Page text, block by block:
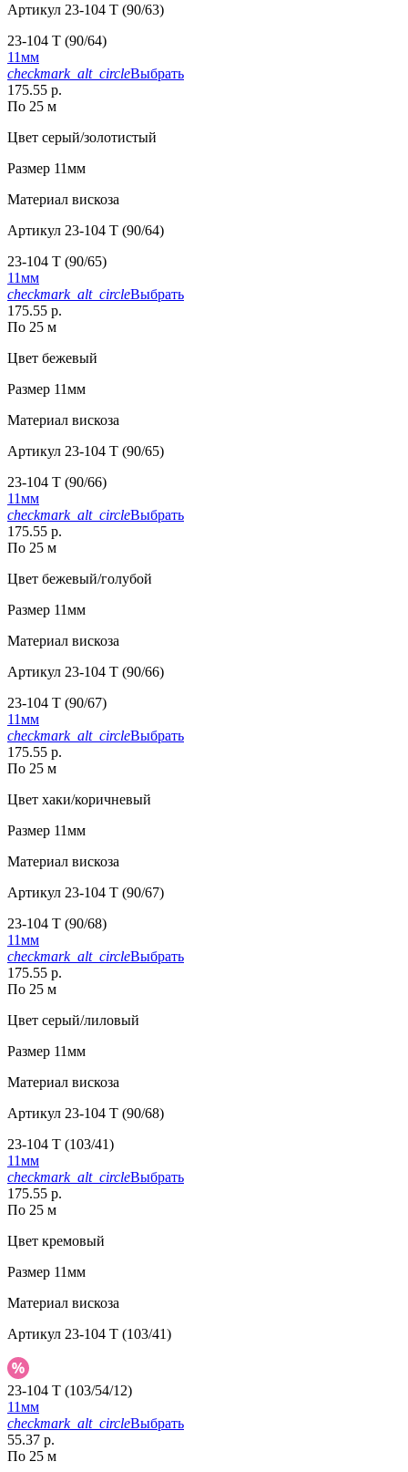
Артикул 23-104 T (90/63)
23-104 T (90/64)
11мм
checkmark_alt_circleВыбрать
175.55 р.
По 25 м
Цвет серый/золотистый
Размер 11мм
Материал вискоза
Артикул 23-104 T (90/64)
23-104 T (90/65)
11мм
checkmark_alt_circleВыбрать
175.55 р.
По 25 м
Цвет бежевый
Размер 11мм
Материал вискоза
Артикул 23-104 T (90/65)
23-104 T (90/66)
11мм
checkmark_alt_circleВыбрать
175.55 р.
По 25 м
Цвет бежевый/голубой
Размер 11мм
Материал вискоза
Артикул 23-104 T (90/66)
23-104 T (90/67)
11мм
checkmark_alt_circleВыбрать
175.55 р.
По 25 м
Цвет хаки/коричневый
Размер 11мм
Материал вискоза
Артикул 23-104 T (90/67)
23-104 T (90/68)
11мм
checkmark_alt_circleВыбрать
175.55 р.
По 25 м
Цвет серый/лиловый
Размер 11мм
Материал вискоза
Артикул 23-104 T (90/68)
23-104 T (103/41)
11мм
checkmark_alt_circleВыбрать
175.55 р.
По 25 м
Цвет кремовый
Размер 11мм
Материал вискоза
Артикул 23-104 T (103/41)
23-104 T (103/54/12)
11мм
checkmark_alt_circleВыбрать
55.37 р.
По 25 м